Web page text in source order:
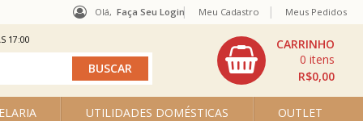
Olá, Faça Seu Login
UTILIDADES DOMÉSTICAS OUTLET
R$0,00
0
Meu Cadastro Meus Pedidos
17:00